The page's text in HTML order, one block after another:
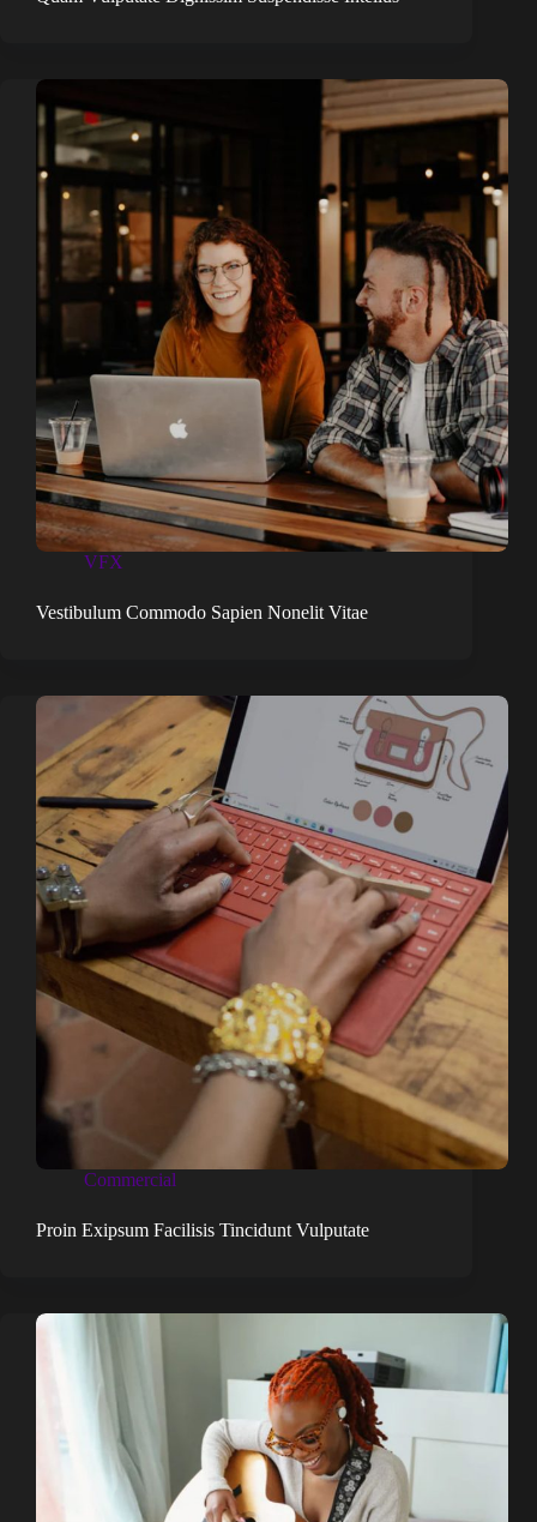
VFX
Vestibulum Commodo Sapien Nonelit Vitae
Commercial
Proin Exipsum Facilisis Tincidunt Vulputate